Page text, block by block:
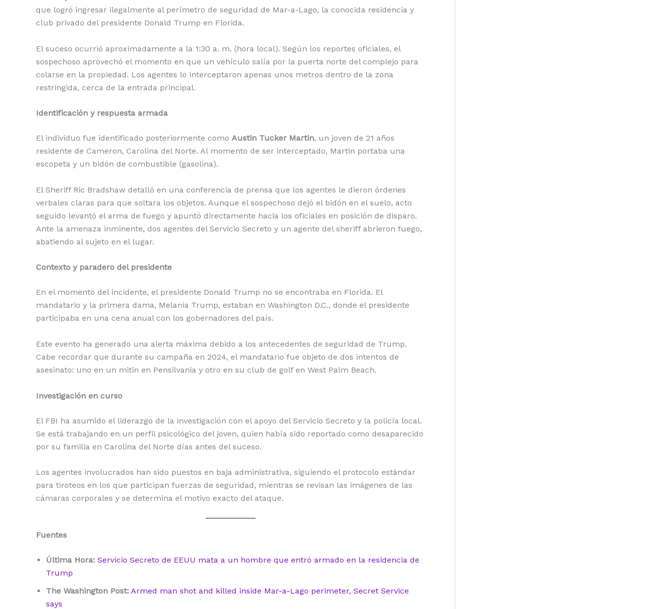
que logró ingresar ilegalmente al perímetro de seguridad de Mar-a-Lago, la conocida residencia y
club privado del presidente Donald Trump en Florida.
El suceso ocurrió aproximadamente a la 1:30 a. m. (hora local). Según los reportes oficiales, el
sospechoso aprovechó el momento en que un vehículo salía por la puerta norte del complejo para
colarse en la propiedad. Los agentes lo interceptaron apenas unos metros dentro de la zona
restringida, cerca de la entrada principal.
Identificación y respuesta armada
El individuo fue identificado posteriormente como Austin Tucker Martin, un joven de 21 años
residente de Cameron, Carolina del Norte. Al momento de ser interceptado, Martin portaba una
escopeta y un bidón de combustible (gasolina).
El Sheriff Ric Bradshaw detalló en una conferencia de prensa que los agentes le dieron órdenes
verbales claras para que soltara los objetos. Aunque el sospechoso dejó el bidón en el suelo, acto
seguido levantó el arma de fuego y apuntó directamente hacia los oficiales en posición de disparo.
Ante la amenaza inminente, dos agentes del Servicio Secreto y un agente del sheriff abrieron fuego,
abatiendo al sujeto en el lugar.
Contexto y paradero del presidente
En el momento del incidente, el presidente Donald Trump no se encontraba en Florida. El
mandatario y la primera dama, Melania Trump, estaban en Washington D.C., donde el presidente
participaba en una cena anual con los gobernadores del país.
Este evento ha generado una alerta máxima debido a los antecedentes de seguridad de Trump.
Cabe recordar que durante su campaña en 2024, el mandatario fue objeto de dos intentos de
asesinato: uno en un mitin en Pensilvania y otro en su club de golf en West Palm Beach.
Investigación en curso
El FBI ha asumido el liderazgo de la investigación con el apoyo del Servicio Secreto y la policía local.
Se está trabajando en un perfil psicológico del joven, quien había sido reportado como desaparecido
por su familia en Carolina del Norte días antes del suceso.
Los agentes involucrados han sido puestos en baja administrativa, siguiendo el protocolo estándar
para tiroteos en los que participan fuerzas de seguridad, mientras se revisan las imágenes de las
cámaras corporales y se determina el motivo exacto del ataque.
Fuentes
Última Hora: Servicio Secreto de EEUU mata a un hombre que entró armado en la residencia de
Trump
The Washington Post: Armed man shot and killed inside Mar-a-Lago perimeter, Secret Service
says